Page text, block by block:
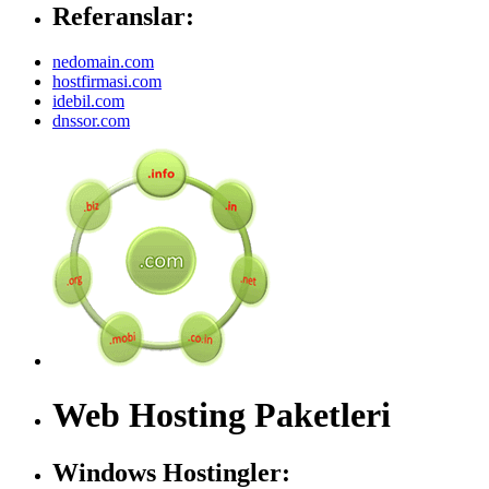
Referanslar:
nedomain.com
hostfirmasi.com
idebil.com
dnssor.com
Web Hosting Paketleri
Windows Hostingler: